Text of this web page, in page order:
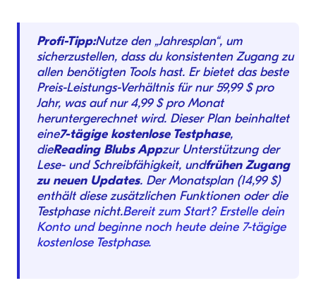
Profi-Tipp:Nutze den „Jahresplan“, um
sicherzustellen, dass du konsistenten Zugang zu
allen benötigten Tools hast. Er bietet das beste
Preis-Leistungs-Verhältnis für nur 59,99 $ pro
Jahr, was auf nur 4,99 $ pro Monat
heruntergerechnet wird. Dieser Plan beinhaltet
eine7-tägige kostenlose Testphase,
dieReading Blubs Appzur Unterstützung der
Lese- und Schreibfähigkeit, undfrühen Zugang
zu neuen Updates. Der Monatsplan (14,99 $)
enthält diese zusätzlichen Funktionen oder die
Testphase nicht.Bereit zum Start? Erstelle dein
Konto und beginne noch heute deine 7-tägige
kostenlose Testphase.